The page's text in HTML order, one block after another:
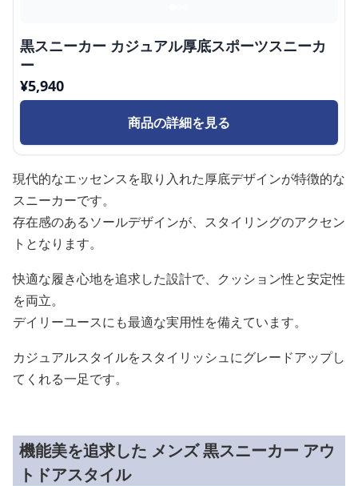
黒スニーカー カジュアル厚底スポーツスニーカ
ー
¥5,940
商品の詳細を見る
現代的なエッセンスを取り入れた厚底デザインが特徴的な
スニーカーです。
存在感のあるソールデザインが、スタイリングのアクセン
トとなります。
快適な履き心地を追求した設計で、クッション性と安定性
を両立。
デイリーユースにも最適な実用性を備えています。
カジュアルスタイルをスタイリッシュにグレードアップし
てくれる一足です。
機能美を追求した メンズ 黒スニーカー アウ
トドアスタイル